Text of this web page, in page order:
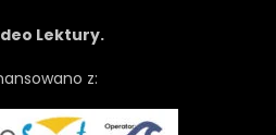
Lektury.
z: